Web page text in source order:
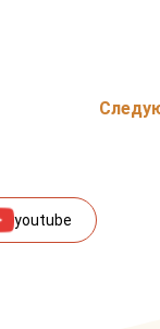
youtube